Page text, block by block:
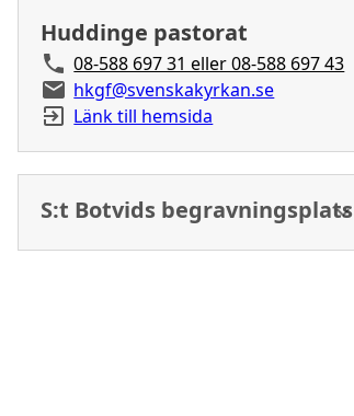
Huddinge pastorat
08-588 697 31 eller 08-588 697 43
hkgf@svenskakyrkan.se
Länk till hemsida
S:t Botvids begravningsplats